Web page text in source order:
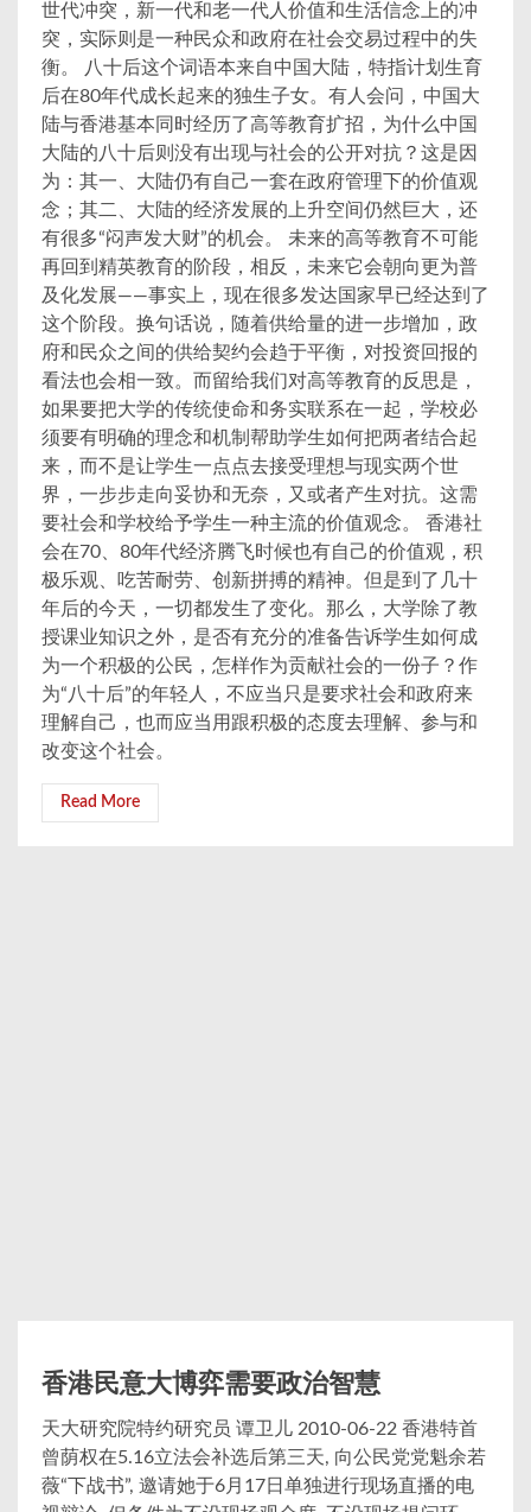
世代冲突，新一代和老一代人价值和生活信念上的冲
突，实际则是一种民众和政府在社会交易过程中的失
衡。 八十后这个词语本来自中国大陆，特指计划生育
后在80年代成长起来的独生子女。有人会问，中国大
陆与香港基本同时经历了高等教育扩招，为什么中国
大陆的八十后则没有出现与社会的公开对抗？这是因
为：其一、大陆仍有自己一套在政府管理下的价值观
念；其二、大陆的经济发展的上升空间仍然巨大，还
有很多“闷声发大财”的机会。 未来的高等教育不可能
再回到精英教育的阶段，相反，未来它会朝向更为普
及化发展——事实上，现在很多发达国家早已经达到了
这个阶段。换句话说，随着供给量的进一步增加，政
府和民众之间的供给契约会趋于平衡，对投资回报的
看法也会相一致。而留给我们对高等教育的反思是，
如果要把大学的传统使命和务实联系在一起，学校必
须要有明确的理念和机制帮助学生如何把两者结合起
来，而不是让学生一点点去接受理想与现实两个世
界，一步步走向妥协和无奈，又或者产生对抗。这需
要社会和学校给予学生一种主流的价值观念。 香港社
会在70、80年代经济腾飞时候也有自己的价值观，积
极乐观、吃苦耐劳、创新拼搏的精神。但是到了几十
年后的今天，一切都发生了变化。那么，大学除了教
授课业知识之外，是否有充分的准备告诉学生如何成
为一个积极的公民，怎样作为贡献社会的一份子？作
为“八十后”的年轻人，不应当只是要求社会和政府来
理解自己，也而应当用跟积极的态度去理解、参与和
改变这个社会。
Read More
香港民意大博弈需要政治智慧
天大研究院特约研究员 谭卫儿 2010-06-22 香港特首
曾荫权在5.16立法会补选后第三天, 向公民党党魁余若
薇“下战书”, 邀请她于6月17日单独进行现场直播的电